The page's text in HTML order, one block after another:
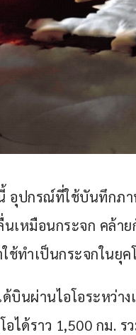
อุปกรณ์ที่ใช้บันทึกภา
นเหมือนกระจก คล้า
ช้ทำเป็นกระจกในยุ
ด้บินผ่านไอโอระหว่า
อได้ราว 1,500 กม.